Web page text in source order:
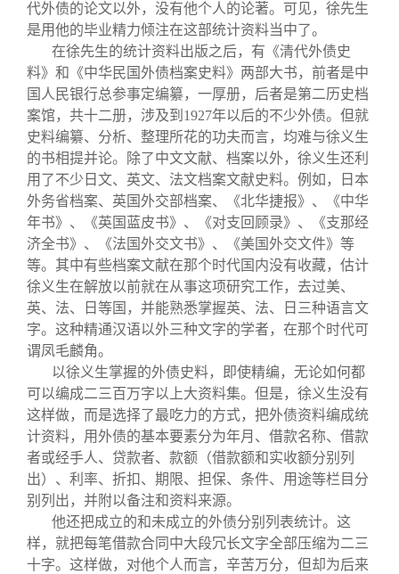
代外债的论文以外，没有他个人的论著。可见，徐先生
是用他的毕业精力倾注在这部统计资料当中了。
在徐先生的统计资料出版之后，有《清代外债史
料》和《中华民国外债档案史料》两部大书，前者是中
国人民银行总参事定编纂，一厚册，后者是第二历史档
案馆，共十二册，涉及到1927年以后的不少外债。但就
史料编纂、分析、整理所花的功夫而言，均难与徐义生
的书相提并论。除了中文文献、档案以外，徐义生还利
用了不少日文、英文、法文档案文献史料。例如，日本
外务省档案、英国外交部档案、《北华捷报》、《中华
年书》、《英国蓝皮书》、《对支回顾录》、《支那经
济全书》、《法国外交文书》、《美国外交文件》等
等。其中有些档案文献在那个时代国内没有收藏，估计
徐义生在解放以前就在从事这项研究工作，去过美、
英、法、日等国，并能熟悉掌握英、法、日三种语言文
字。这种精通汉语以外三种文字的学者，在那个时代可
谓凤毛麟角。
以徐义生掌握的外债史料，即使精编，无论如何都
可以编成二三百万字以上大资料集。但是，徐义生没有
这样做，而是选择了最吃力的方式，把外债资料编成统
计资料，用外债的基本要素分为年月、借款名称、借款
者或经手人、贷款者、款额（借款额和实收额分别列
出）、利率、折扣、期限、担保、条件、用途等栏目分
别列出，并附以备注和资料来源。
他还把成立的和未成立的外债分别列表统计。这
样，就把每笔借款合同中大段冗长文字全部压缩为二三
十字。这样做，对他个人而言，辛苦万分，但却为后来